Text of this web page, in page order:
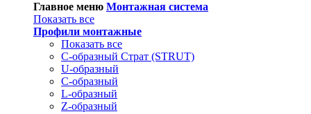
Главное меню Монтажная система
Показать все
Профили монтажные
Показать все
С-образный Страт (STRUT)
U-образный
С-образный
L-образный
Z-образный